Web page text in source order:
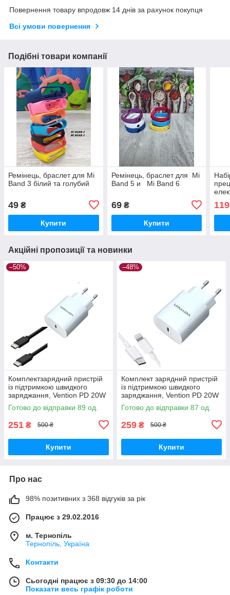
Повернення товару впродовж 14 днів за рахунок покупця
Всі умови повернення
Подібні товари компанії
Ремінець, браслет для Mi
Band 3 білий та голубий
49 ₴
Купити
Ремінець, браслет для Mi
Band 5 и Mi Band 6
69₴
Купити
119
Акційні пропозиції та новинки
–50%
Комплектзарядний пристрій
із підтримкою швидкого
заряджання, Vention PD 20W
Type-C + Кабель USB-C to
USB-C 1m
Готово до відправки 89 од.
251 ₴ 500 ₴
Купити
–48%
Комплект зарядний пристрій
із підтримкою швидкого
заряджання, Vention PD 20W
Type-C + Кабель USB-C to
Lightning 1m
Готово до відправки 87 од.
259 ₴ 500 ₴
Купити
Про нас
98% позитивних з 368 відгуків за рік
Працює з 29.02.2016
м. Тернопіль
Тернопіль, Україна
Контакти
Сьогодні працює з 09:30 до 14:00
Показати весь графік роботи